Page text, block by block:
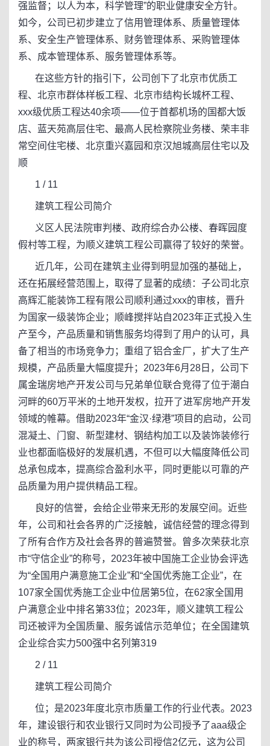
强监督；以人为本，科学管理”的职业健康安全方针。
如今，公司已初步建立了信用管理体系、质量管理体
系、安全生产管理体系、财务管理体系、采购管理体
系、成本管理体系、服务管理体系等。
在这些方针的指引下，公司创下了北京市优质工
程、北京市群体样板工程、北京市结构长城杯工程、
xxx级优质工程达40余项——位于首都机场的国都大饭
店、蓝天苑高层住宅、最高人民检察院业务楼、荣丰非
常空间住宅楼、北京重兴嘉园和京汉旭城高层住宅以及
顺
1 / 11
建筑工程公司简介
义区人民法院审判楼、政府综合办公楼、春晖园度
假村等工程，为顺义建筑工程公司赢得了较好的荣誉。
近几年，公司在建筑主业得到明显加强的基础上，
还在拓展经营范围上，取得了显著的成绩：子公司北京
高辉汇能装饰工程有限公司顺利通过xxx的审核，晋升
为国家一级装饰企业；顺峰搅拌站自2023年正式投入生
产至今，产品质量和销售服务均得到了用户的认可，具
备了相当的市场竞争力；重组了铝合金厂，扩大了生产
规模，产品质量大幅度提升；2023年6月28日，公司下
属金瑞房地产开发公司与兄弟单位联合竞得了位于潮白
河畔的60万平米的土地开发权，拉开了进军房地产开发
领域的帷幕。借助2023年“金汉·绿港”项目的启动，公司
混凝土、门窗、新型建材、钢结构加工以及装饰装修行
业也都面临极好的发展机遇，不但可以大幅度降低公司
总承包成本，提高综合盈利水平，同时更能以可靠的产
品质量为用户提供精品工程。
良好的信誉，会给企业带来无形的发展空间。近些
年，公司和社会各界的广泛接触，诚信经营的理念得到
了所有合作方及社会各界的普遍赞誉。曾多次荣获北京
市“守信企业”的称号，2023年被中国施工企业协会评选
为“全国用户满意施工企业”和“全国优秀施工企业”，在
107家全国优秀施工企业中位居第5位，在62家全国用
户满意企业中排名第33位；2023年，顺义建筑工程公
司还被评为全国质量、服务诚信示范单位；在全国建筑
企业综合实力500强中名列第319
2 / 11
建筑工程公司简介
位；是2023年度北京市质量工作的行业代表。2023
年，建设银行和农业银行又同时为公司授予了aaa级企
业的称号，两家银行共为该公司授信2亿元，这为公司